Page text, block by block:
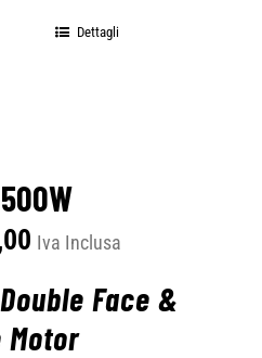
Dettagli
Iva Inclusa
Face &
Motor